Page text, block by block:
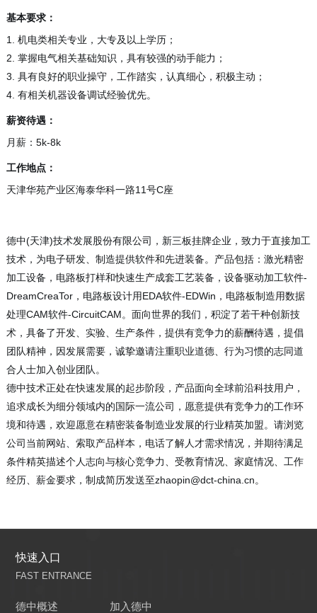
基本要求：
1. 机电类相关专业，大专及以上学历；
2. 掌握电气相关基础知识，具有较强的动手能力；
3. 具有良好的职业操守，工作踏实，认真细心，积极主动；
4. 有相关机器设备调试经验优先。
薪资待遇 ：
月薪：5k-8k
工作地点：
天津华苑产业区海泰华科一路11号C座
德中(天津)技术发展股份有限公司，新三板挂牌企业，致力于直接加工
技术，为电子研发、制造提供软件和先进装备。产品包括：激光精密
加工设备，电路板打样和快速生产成套工艺装备，设备驱动加工软件-
DreamCreaTor，电路板设计用EDA软件-EDWin，电路板制造用数据
处理CAM软件-CircuitCAM。面向世界的我们，积淀了若干种创新技
术，具备了开发、实验、生产条件，提供有竞争力的薪酬待遇，提倡
团队精神，因发展需要，诚挚邀请注重职业道德、行为习惯的志同道
合人士加入创业团队。
德中技术正处在快速发展的起步阶段，产品面向全球前沿科技用户，
追求成长为细分领域内的国际一流公司，愿意提供有竞争力的工作环
境和待遇，欢迎愿意在精密装备制造业发展的行业精英加盟。请浏览
公司当前网站、索取产品样本，电话了解人才需求情况，并期待满足
条件精英描述个人志向与核心竞争力、受教育情况、家庭情况、工作
经历、薪金要求，制成简历发送至zhaopin@dct-china.cn。
快速入口
FAST ENTRANCE
德中概述
加入德中